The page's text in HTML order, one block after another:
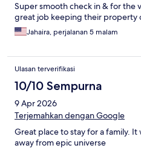
Super smooth check in & for the
great job keeping their property
Jahaira, perjalanan 5 malam
Ulasan terverifikasi
10/10 Sempurna
9 Apr 2026
Terjemahkan dengan Google
Great place to stay for a family.
away from epic universe